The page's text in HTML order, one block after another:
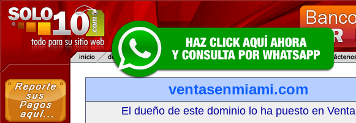
ventasenmiami.com
El dueño de este dominio lo ha puesto en Venta